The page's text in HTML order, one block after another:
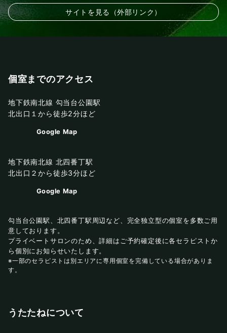
サイトを見る（外部リンク）
個室までのアクセス
地下鉄南北線 勾当台公園駅
北出口１から徒歩2分ほど
Google Map
地下鉄南北線 北四番丁駅
北出口２から徒歩3分ほど
Google Map
勾当台公園駅、北四番丁駅周辺など、完全独立型の個室を多数ご用
意しております。
プライベートサロンのため、詳細はご予約確定後に各セラピストか
ら個別にお知らせいたします。
※一部のセラピストは別エリアに専用個室を完備している場合がありま
す。
うたたねについて